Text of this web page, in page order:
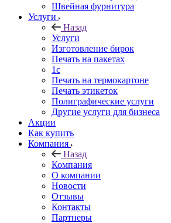
Швейная фурнитура
Услуги
Назад
Услуги
Изготовление бирок
Печать на пакетах
1c
Печать на термокартоне
Печать этикеток
Полиграфические услуги
Другие услуги для бизнеса
Акции
Как купить
Компания
Назад
Компания
О компании
Новости
Отзывы
Контакты
Партнеры